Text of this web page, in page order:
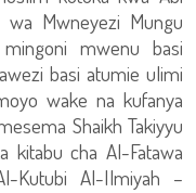
Mwneyezi Mungu
mwenu basi
basi atumie ulimi
wake na kufanya
Shaikh Takiyyu
kitabu cha Al-Fatawa
Kutubi Al-Ilmiyah –